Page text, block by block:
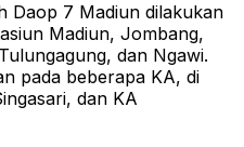
Daop 7 Madiun dilakukan
Madiun, Jombang,
dan Ngawi.
pada beberapa KA, di
dan KA